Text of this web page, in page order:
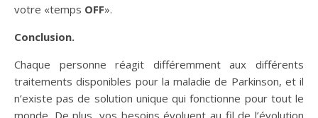
votre «temps OFF».
Conclusion.
Chaque personne réagit différemment aux différents
traitements disponibles pour la maladie de Parkinson, et il
n’existe pas de solution unique qui fonctionne pour tout le
monde. De plus, vos besoins évoluent au fil de l’évolution